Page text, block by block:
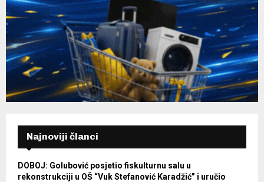
Najnoviji članci
DOBOJ: Golubović posjetio fiskulturnu salu u
rekonstrukciji u OŠ “Vuk Stefanović Karadžić” i uručio